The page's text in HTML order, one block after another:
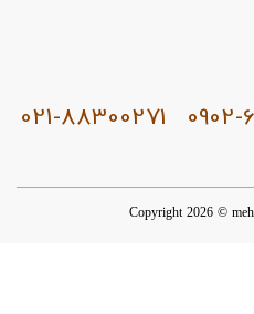
0902-
021-88300271
Copyright 2026 ©